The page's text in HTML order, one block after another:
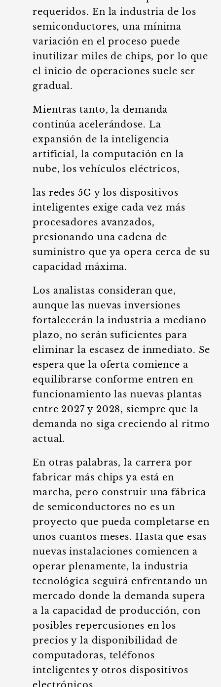
requeridos. En la industria de los
semiconductores, una mínima
variación en el proceso puede
inutilizar miles de chips, por lo que
el inicio de operaciones suele ser
gradual.
Mientras tanto, la demanda
continúa acelerándose. La
expansión de la inteligencia
artificial, la computación en la
nube, los vehículos eléctricos,
las redes 5G y los dispositivos
inteligentes exige cada vez más
procesadores avanzados,
presionando una cadena de
suministro que ya opera cerca de su
capacidad máxima.
Los analistas consideran que,
aunque las nuevas inversiones
fortalecerán la industria a mediano
plazo, no serán suficientes para
eliminar la escasez de inmediato. Se
espera que la oferta comience a
equilibrarse conforme entren en
funcionamiento las nuevas plantas
entre 2027 y 2028, siempre que la
demanda no siga creciendo al ritmo
actual.
En otras palabras, la carrera por
fabricar más chips ya está en
marcha, pero construir una fábrica
de semiconductores no es un
proyecto que pueda completarse en
unos cuantos meses. Hasta que esas
nuevas instalaciones comiencen a
operar plenamente, la industria
tecnológica seguirá enfrentando un
mercado donde la demanda supera
a la capacidad de producción, con
posibles repercusiones en los
precios y la disponibilidad de
computadoras, teléfonos
inteligentes y otros dispositivos